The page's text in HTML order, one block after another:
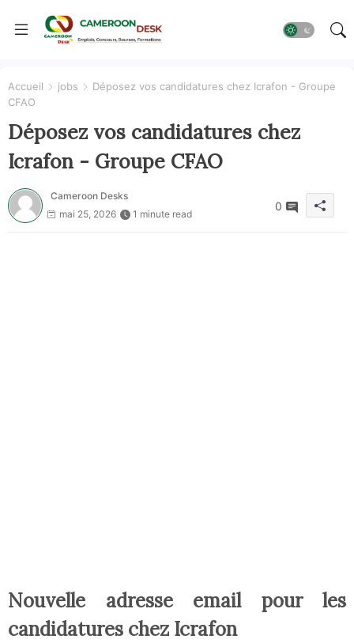
Accueil jobs
Déposez vos candidatures chez Icrafon - Groupe
CFAO
Déposez vos candidatures chez
Icrafon - Groupe CFAO
Cameroon Desks
mai 25, 2026
1 minute read
0
Nouvelle adresse email pour les
candidatures chez Icrafon